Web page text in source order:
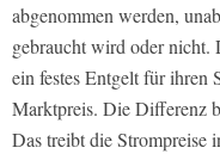
abgenommen werden,
gebraucht wird oder nicht.
ein festes Entgelt für ihren
Marktpreis. Die Differenz
Das treibt die Strompreise